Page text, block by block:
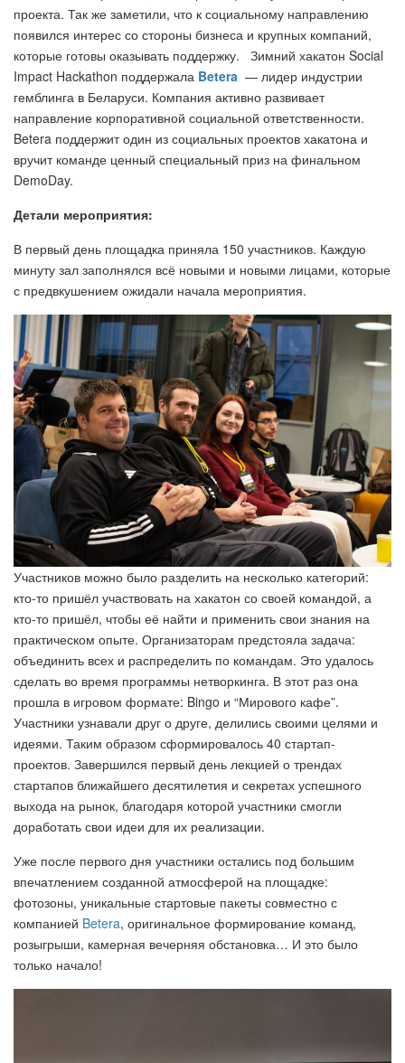
проекта. Так же заметили, что к социальному направлению
появился интерес со стороны бизнеса и крупных компаний,
которые готовы оказывать поддержку. Зимний хакатон Social
Impact Hackathon поддержала Betera — лидер индустрии
гемблинга в Беларуси. Компания активно развивает
направление корпоративной социальной ответственности.
Betera поддержит один из социальных проектов хакатона и
вручит команде ценный специальный приз на финальном
DemoDay.
Детали мероприятия:
В первый день площадка приняла 150 участников. Каждую
минуту зал заполнялся всё новыми и новыми лицами, которые
с предвкушением ожидали начала мероприятия.
Участников можно было разделить на несколько категорий:
кто-то пришёл участвовать на хакатон со своей командой, а
кто-то пришёл, чтобы её найти и применить свои знания на
практическом опыте. Организаторам предстояла задача:
объединить всех и распределить по командам. Это удалось
сделать во время программы нетворкинга. В этот раз она
прошла в игровом формате: Bingo и “Мирового кафе”.
Участники узнавали друг о друге, делились своими целями и
идеями. Таким образом сформировалось 40 стартап-
проектов. Завершился первый день лекцией о трендах
стартапов ближайшего десятилетия и секретах успешного
выхода на рынок, благодаря которой участники смогли
доработать свои идеи для их реализации.
Уже после первого дня участники остались под большим
впечатлением созданной атмосферой на площадке:
фотозоны, уникальные стартовые пакеты совместно с
компанией Betera, оригинальное формирование команд,
розыгрыши, камерная вечерняя обстановка… И это было
только начало!